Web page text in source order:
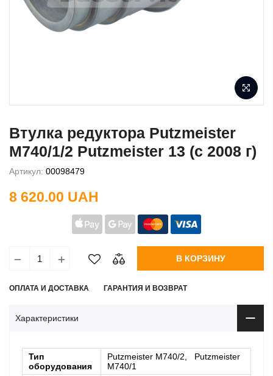
Втулка редуктора Putzmeister
М740/1/2 Putzmeister 13 (с 2008 г)
Артикул: 00098479
8 620.00 UAH
В КОРЗИНУ
ОПЛАТА И ДОСТАВКА ГАРАНТИЯ И ВОЗВРАТ
Характеристики
Тип
оборудования
Putzmeister М740/2, Putzmeister
М740/1